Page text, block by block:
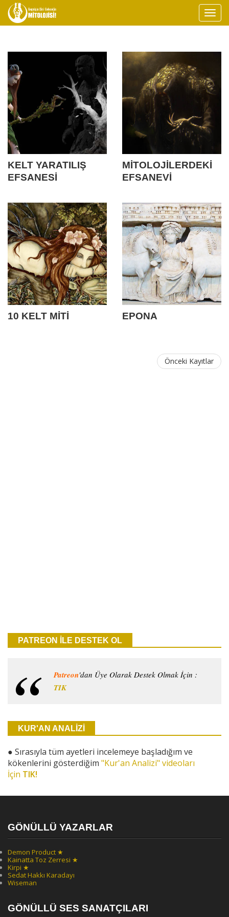
KELT YARATILIŞ
EFSANESİ
MİTOLOJİLERDEKİ
EFSANEVİ
10 KELT MİTİ EPONA
Önceki Kayıtlar
PATREON İLE DESTEK OL
Patreon'dan Üye Olarak Destek Olmak İçin :
TIK
KUR'AN ANALİZİ
● Sırasıyla tüm ayetleri incelemeye başladığım ve
kökenlerini gösterdiğim "Kur'an Analizi" videoları
İçin TIK!
GÖNÜLLÜ YAZARLAR
Demon Product ★
Kainatta Toz Zerresi ★
Kirpi ★
Sedat Hakkı Karadayı
Wiseman
GÖNÜLLÜ SES SANATÇILARI